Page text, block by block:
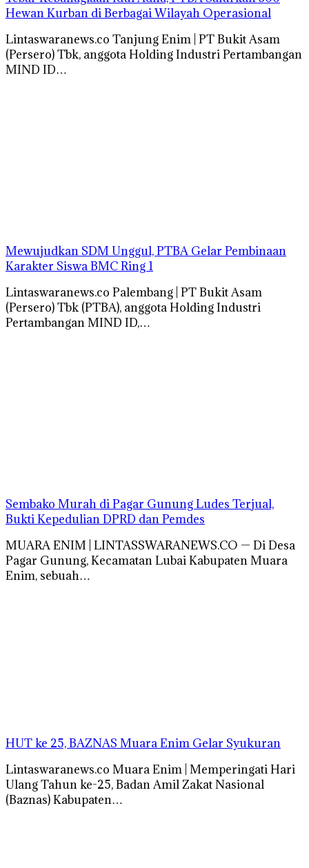
Hewan Kurban di Berbagai Wilayah Operasional
Lintaswaranews.co Tanjung Enim | PT Bukit Asam
(Persero) Tbk, anggota Holding Industri Pertambangan
MIND ID…
Mewujudkan SDM Unggul, PTBA Gelar Pembinaan
Karakter Siswa BMC Ring 1
Lintaswaranews.co Palembang | PT Bukit Asam
(Persero) Tbk (PTBA), anggota Holding Industri
Pertambangan MIND ID,…
Sembako Murah di Pagar Gunung Ludes Terjual,
Bukti Kepedulian DPRD dan Pemdes
MUARA ENIM | LINTASSWARANEWS.CO — Di Desa
Pagar Gunung, Kecamatan Lubai Kabupaten Muara
Enim, sebuah…
HUT ke 25, BAZNAS Muara Enim Gelar Syukuran
Lintaswaranews.co Muara Enim | Memperingati Hari
Ulang Tahun ke-25, Badan Amil Zakat Nasional
(Baznas) Kabupaten…